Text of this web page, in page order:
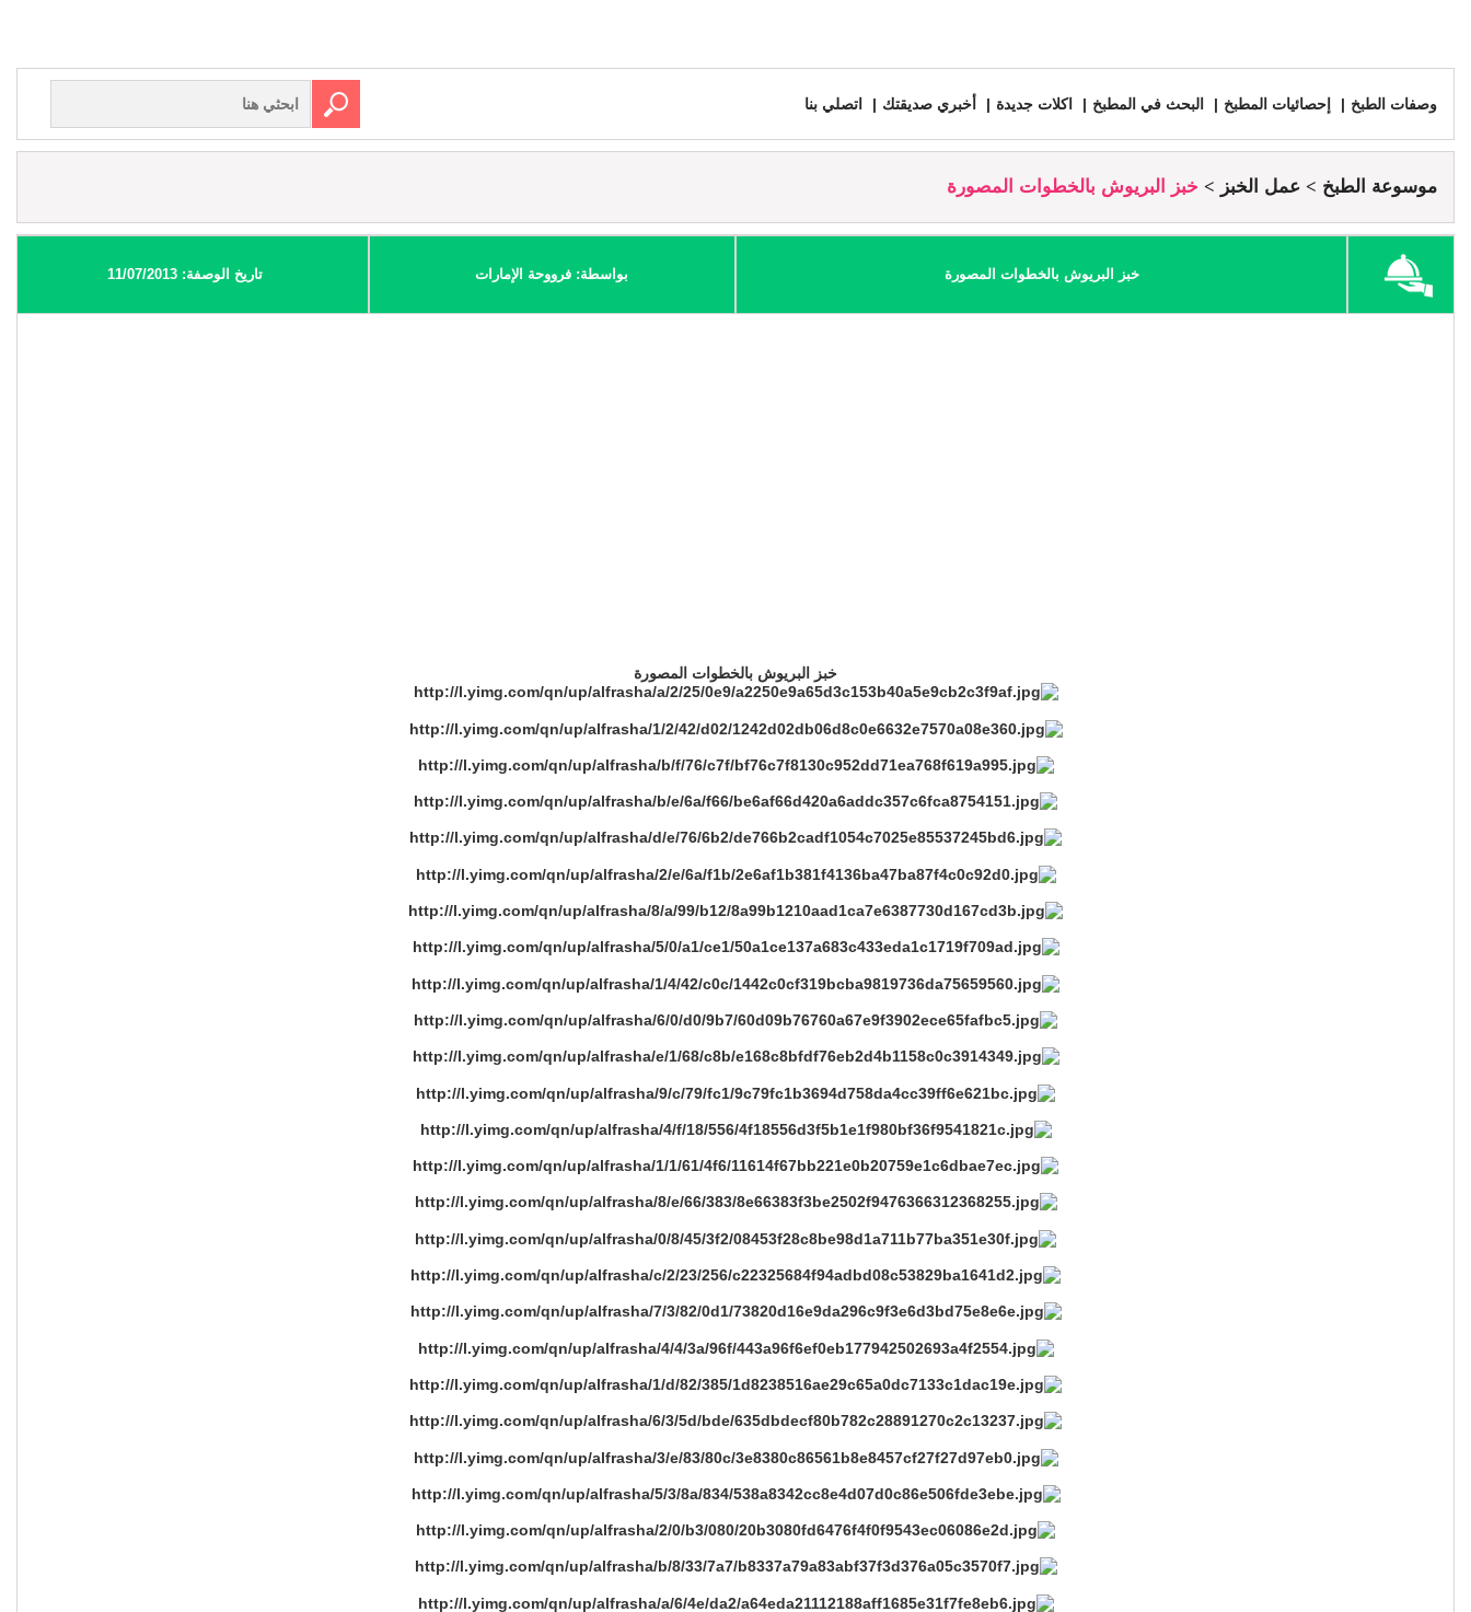
وصفات الطبخ إحصائيات المطبخ البحث في المطبخ اكلات جديدة أخبري صديقتك اتصلي بنا
موسوعة الطبخ عمل الخبز خبز البريوش بالخطوات المصورة
خبز البريوش بالخطوات المصورة بواسطة: فرووحة الإمارات تاريخ الوصفة: 11/07/2013
خبز البريوش بالخطوات المصورة